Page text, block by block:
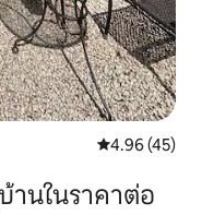
คะแนนเฉลี่ย
4.96 (45)
นในราคาต่อ